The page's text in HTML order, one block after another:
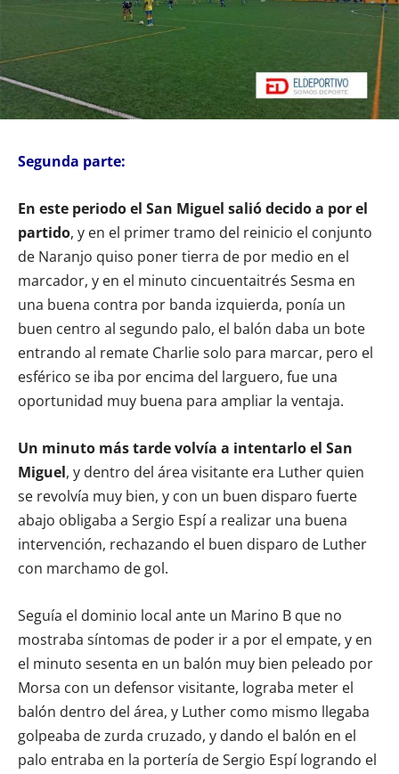
Segunda parte:
En este periodo el San Miguel salió decido a por el
partido, y en el primer tramo del reinicio el conjunto
de Naranjo quiso poner tierra de por medio en el
marcador, y en el minuto cincuentaitrés Sesma en
una buena contra por banda izquierda, ponía un
buen centro al segundo palo, el balón daba un bote
entrando al remate Charlie solo para marcar, pero el
esférico se iba por encima del larguero, fue una
oportunidad muy buena para ampliar la ventaja.
Un minuto más tarde volvía a intentarlo el San
Miguel, y dentro del área visitante era Luther quien
se revolvía muy bien, y con un buen disparo fuerte
abajo obligaba a Sergio Espí a realizar una buena
intervención, rechazando el buen disparo de Luther
con marchamo de gol.
Seguía el dominio local ante un Marino B que no
mostraba síntomas de poder ir a por el empate, y en
el minuto sesenta en un balón muy bien peleado por
Morsa con un defensor visitante, lograba meter el
balón dentro del área, y Luther como mismo llegaba
golpeaba de zurda cruzado, y dando el balón en el
palo entraba en la portería de Sergio Espí logrando el